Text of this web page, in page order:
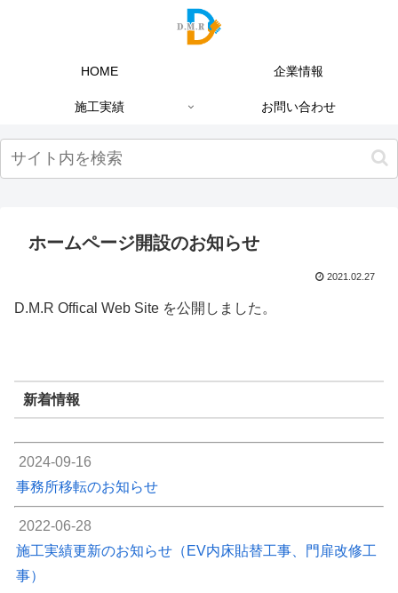
HOME 企業情報
施工実績 お問い合わせ
ホームページ開設のお知らせ
2021.02.27
D.M.R Offical Web Site を公開しました。
新着情報
2024-09-16
事務所移転のお知らせ
2022-06-28
施工実績更新のお知らせ（EV内床貼替工事、門扉改修工
事）